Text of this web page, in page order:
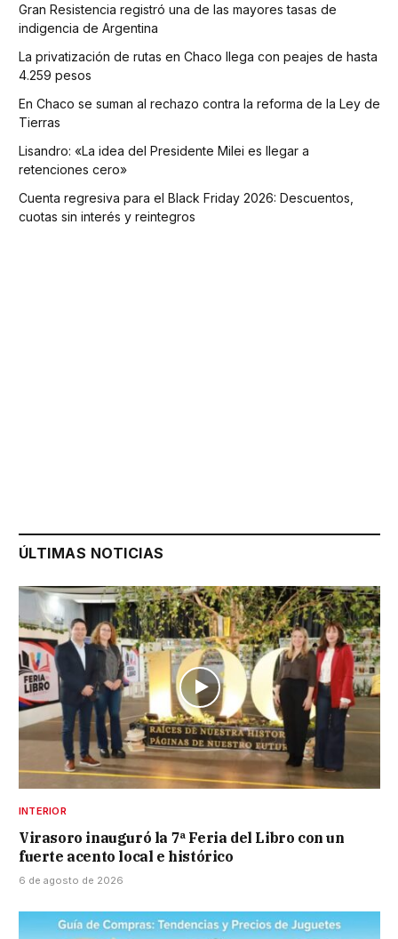
Gran Resistencia registró una de las mayores tasas de
indigencia de Argentina
La privatización de rutas en Chaco llega con peajes de hasta
4.259 pesos
En Chaco se suman al rechazo contra la reforma de la Ley de
Tierras
Lisandro: «La idea del Presidente Milei es llegar a
retenciones cero»
Cuenta regresiva para el Black Friday 2026: Descuentos,
cuotas sin interés y reintegros
ÚLTIMAS NOTICIAS
INTERIOR
Virasoro inauguró la 7ª Feria del Libro con un
fuerte acento local e histórico
6 de agosto de 2026